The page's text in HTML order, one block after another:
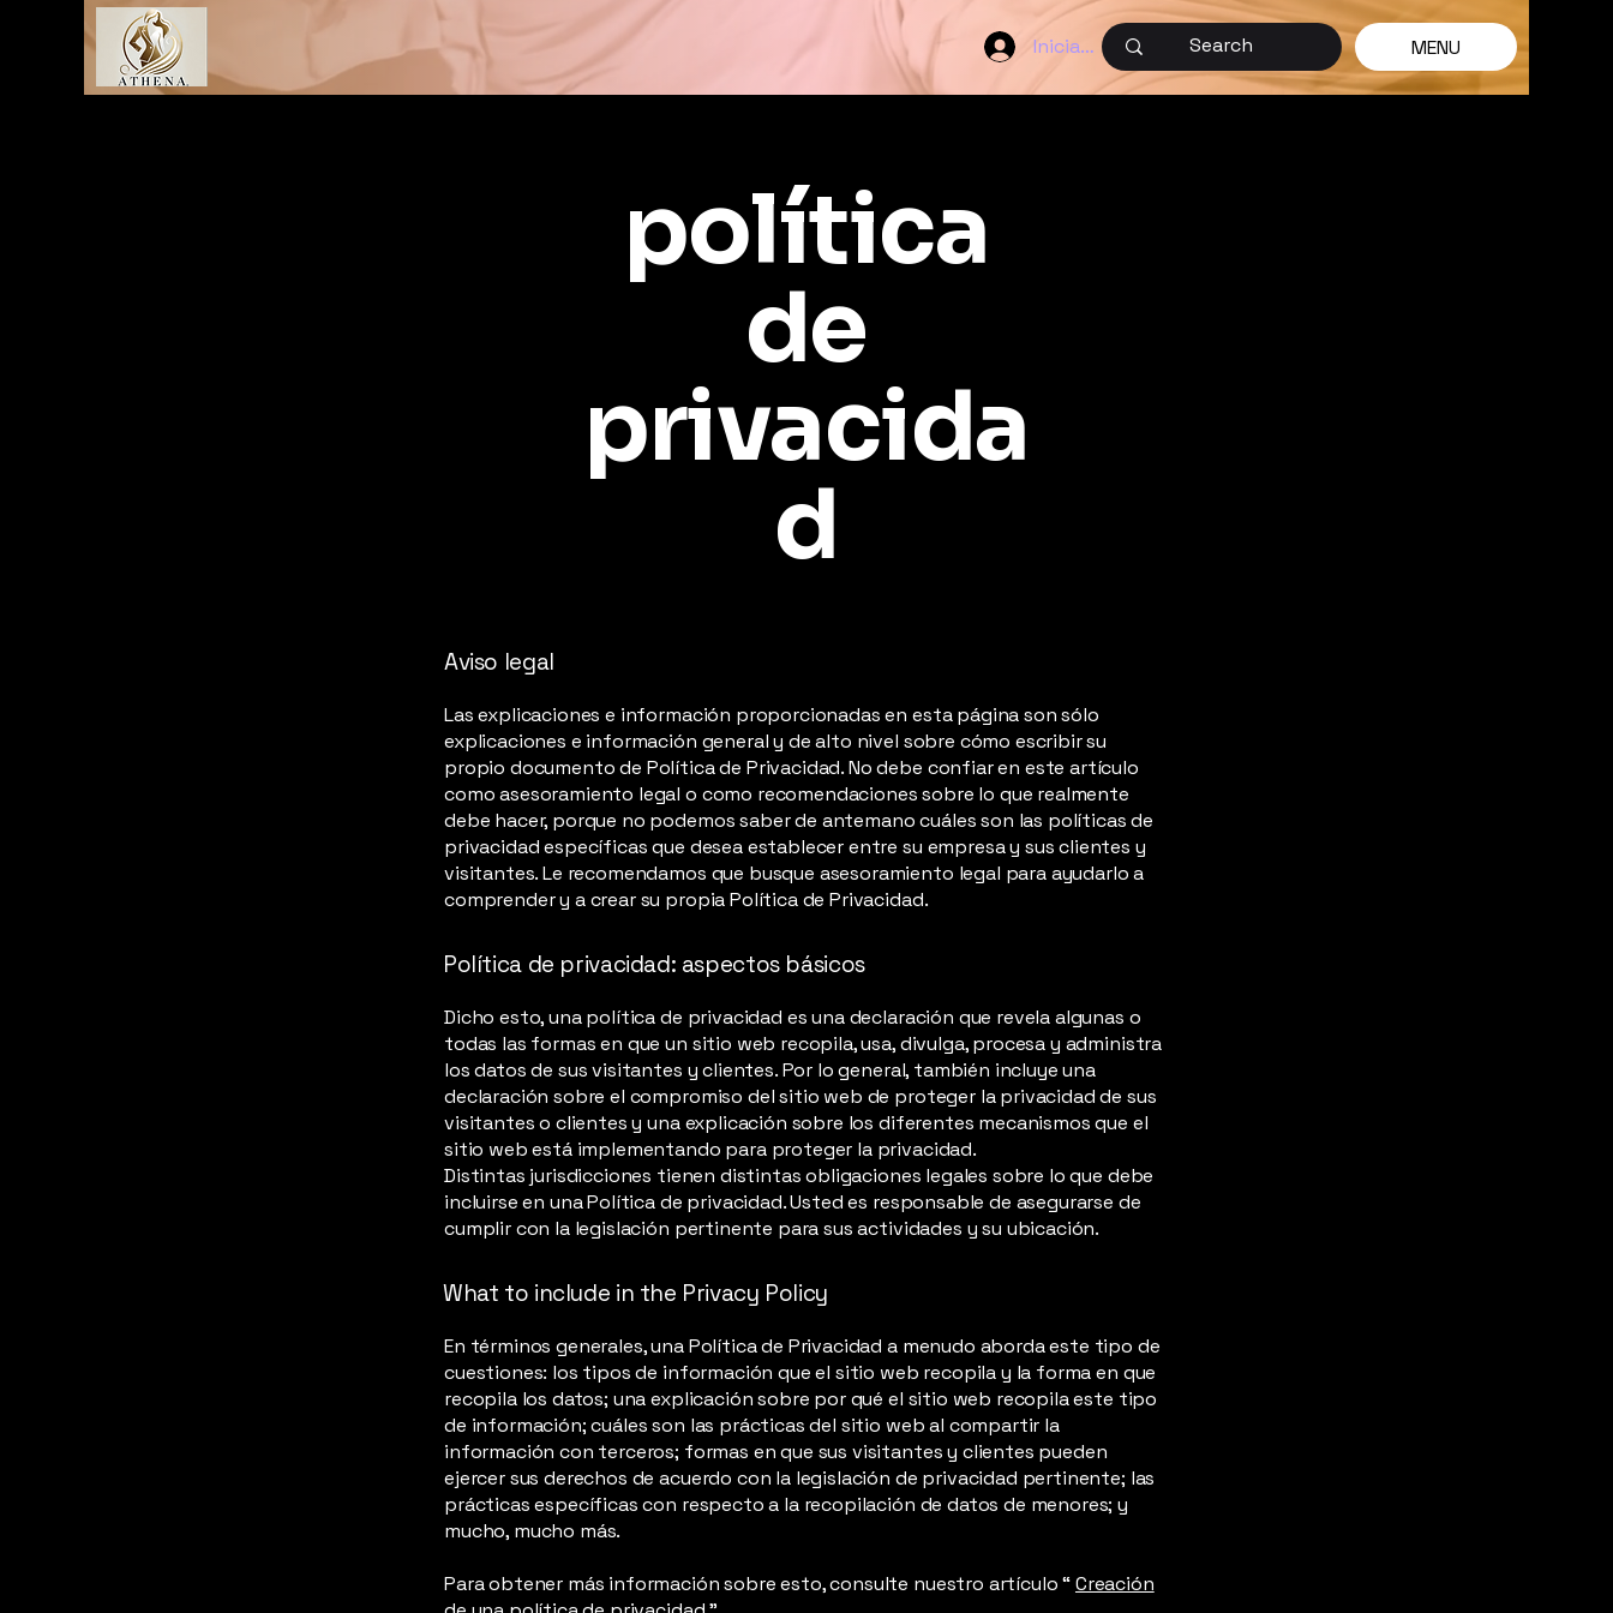
Iniciar sesión MENU
política
de
privacida
d
Aviso legal
Las explicaciones e información proporcionadas en esta página son sólo
explicaciones e información general y de alto nivel sobre cómo escribir su
propio documento de Política de Privacidad. No debe confiar en este artículo
como asesoramiento legal o como recomendaciones sobre lo que realmente
debe hacer, porque no podemos saber de antemano cuáles son las políticas de
privacidad específicas que desea establecer entre su empresa y sus clientes y
visitantes. Le recomendamos que busque asesoramiento legal para ayudarlo a
comprender y a crear su propia Política de Privacidad.
Política de privacidad: aspectos básicos
Dicho esto, una política de privacidad es una declaración que revela algunas o
todas las formas en que un sitio web recopila, usa, divulga, procesa y administra
los datos de sus visitantes y clientes. Por lo general, también incluye una
declaración sobre el compromiso del sitio web de proteger la privacidad de sus
visitantes o clientes y una explicación sobre los diferentes mecanismos que el
sitio web está implementando para proteger la privacidad.
Distintas jurisdicciones tienen distintas obligaciones legales sobre lo que debe
incluirse en una Política de privacidad. Usted es responsable de asegurarse de
cumplir con la legislación pertinente para sus actividades y su ubicación.
What to include in the Privacy Policy
En términos generales, una Política de Privacidad a menudo aborda este tipo de
cuestiones: los tipos de información que el sitio web recopila y la forma en que
recopila los datos; una explicación sobre por qué el sitio web recopila este tipo
de información; cuáles son las prácticas del sitio web al compartir la
información con terceros; formas en que sus visitantes y clientes pueden
ejercer sus derechos de acuerdo con la legislación de privacidad pertinente; las
prácticas específicas con respecto a la recopilación de datos de menores; y
mucho, mucho más.
Para obtener más información sobre esto, consulte nuestro artículo “Creación